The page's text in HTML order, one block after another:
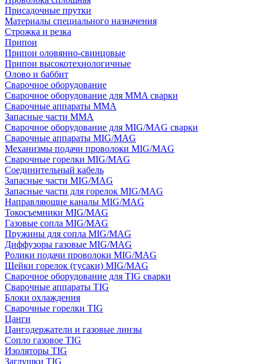
Присадочные прутки
Материалы специального назначения
Строжка и резка
Припои
Припои оловянно-свинцовые
Припои высокотехнологичные
Олово и баббит
Сварочное оборудование
Сварочное оборудование для MMA сварки
Сварочные аппараты MMA
Запасные части MMA
Сварочное оборудование для MIG/MAG сварки
Сварочные аппараты MIG/MAG
Механизмы подачи проволоки MIG/MAG
Сварочные горелки MIG/MAG
Соединительный кабель
Запасные части MIG/MAG
Запасные части для горелок MIG/MAG
Направляющие каналы MIG/MAG
Токосъемники MIG/MAG
Газовые сопла MIG/MAG
Пружины для сопла MIG/MAG
Диффузоры газовые MIG/MAG
Ролики подачи проволоки MIG/MAG
Шейки горелок (гусаки) MIG/MAG
Сварочное оборудование для TIG сварки
Сварочные аппараты TIG
Блоки охлаждения
Сварочные горелки TIG
Цанги
Цангодержатели и газовые линзы
Сопло газовое TIG
Изоляторы TIG
Заглушки TIG